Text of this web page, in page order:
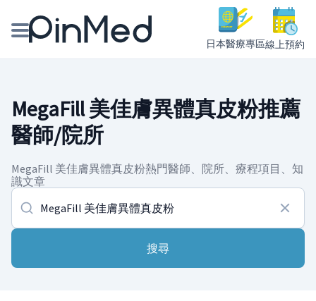
日本醫療專區線上預約
醫師專欄專訪
健康主題館
我是醫療人員
MegaFill 美佳膚異體真皮粉推薦
醫師/院所
MegaFill 美佳膚異體真皮粉熱門醫師、院所、療程項目、知
識文章
搜尋